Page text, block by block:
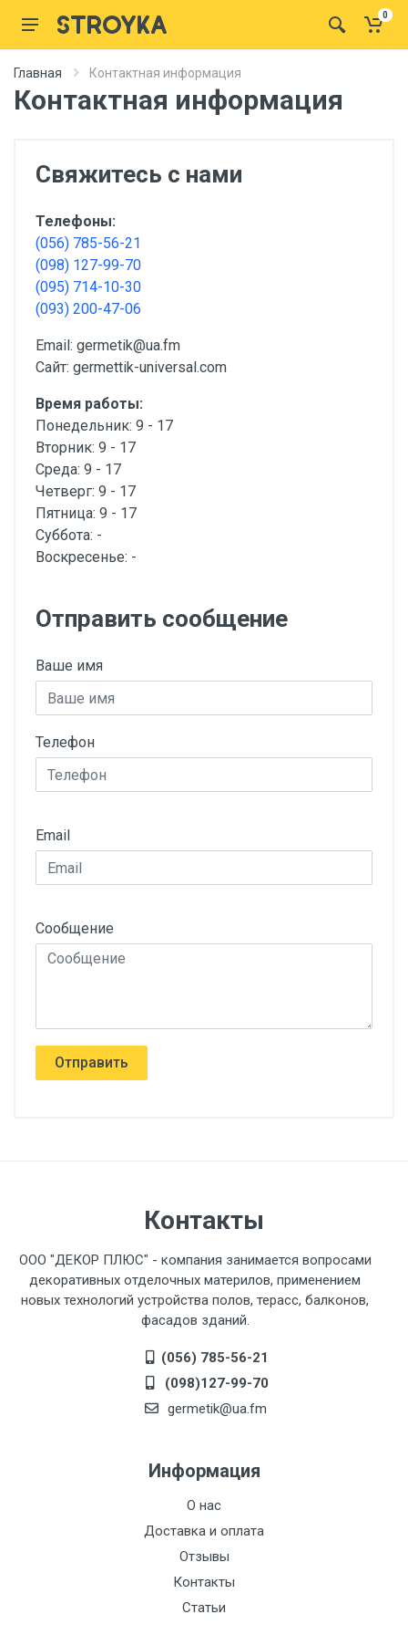
0
Главная Контактная информация
Контактная информация
Свяжитесь с нами
Телефоны:
(056) 785-56-21
(098) 127-99-70
(095) 714-10-30
(093) 200-47-06
Email: germetik@ua.fm
Сайт: germettik-universal.com
Время работы:
Понедельник: 9 - 17
Вторник: 9 - 17
Среда: 9 - 17
Четверг: 9 - 17
Пятница: 9 - 17
Суббота: -
Воскресенье: -
Отправить сообщение
Ваше имя
Телефон
Email
Сообщение
Отправить
Контакты
ООО "ДЕКОР ПЛЮС" - компания занимается вопросами
декоративных отделочных материлов, применением
новых технологий устройства полов, терасс, балконов,
фасадов зданий.
(056) 785-56-21
(098)127-99-70
germetik@ua.fm
Информация
О нас
Доставка и оплата
Отзывы
Контакты
Статьи